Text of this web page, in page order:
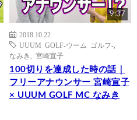
9:37
2018.10.22
UUUM GOLF-ウーム ゴルフ-
なみき
宮崎宣子
100切りを達成した時の話｜
フリーアナウンサー 宮崎宣子
× UUUM GOLF MC なみき